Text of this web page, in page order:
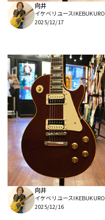
向井
イケベリユースIKEBUKURO
2025/12/17
向井
イケベリユースIKEBUKURO
2025/12/16